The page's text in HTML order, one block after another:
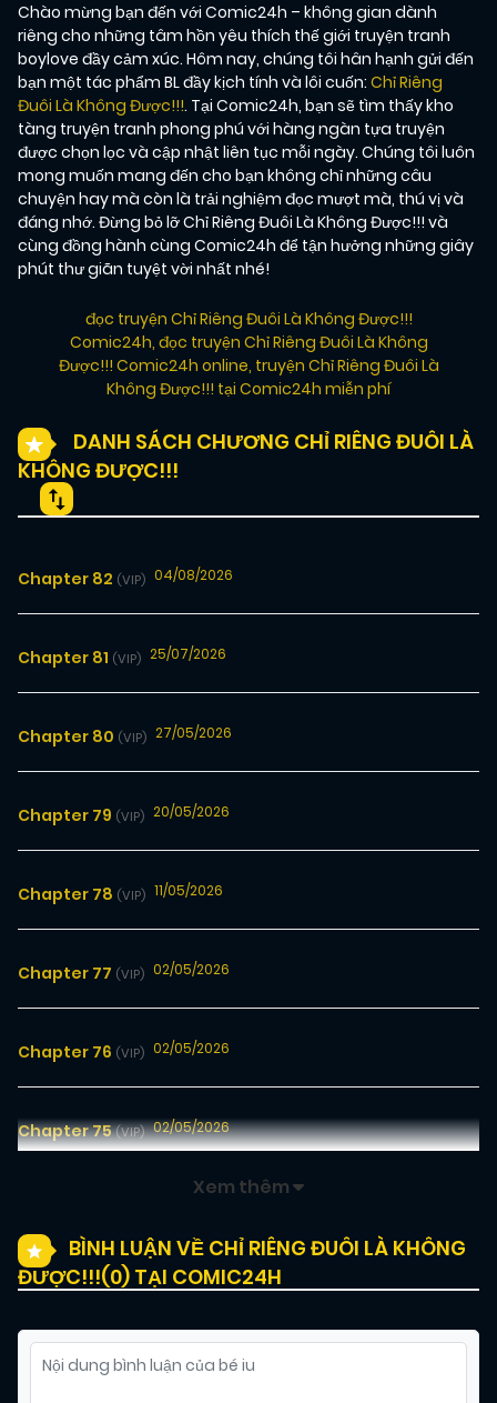
Chào mừng bạn đến với Comic24h – không gian dành
riêng cho những tâm hồn yêu thích thế giới truyện tranh
boylove đầy cảm xúc. Hôm nay, chúng tôi hân hạnh gửi đến
bạn một tác phẩm BL đầy kịch tính và lôi cuốn: Chỉ Riêng
Đuôi Là Không Được!!!. Tại Comic24h, bạn sẽ tìm thấy kho
tàng truyện tranh phong phú với hàng ngàn tựa truyện
được chọn lọc và cập nhật liên tục mỗi ngày. Chúng tôi luôn
mong muốn mang đến cho bạn không chỉ những câu
chuyện hay mà còn là trải nghiệm đọc mượt mà, thú vị và
đáng nhớ. Đừng bỏ lỡ Chỉ Riêng Đuôi Là Không Được!!! và
cùng đồng hành cùng Comic24h để tận hưởng những giây
phút thư giãn tuyệt vời nhất nhé!
đọc truyện Chỉ Riêng Đuôi Là Không Được!!!
Comic24h, đọc truyện Chỉ Riêng Đuôi Là Không
Được!!! Comic24h online, truyện Chỉ Riêng Đuôi Là
Không Được!!! tại Comic24h miễn phí
DANH SÁCH CHƯƠNG CHỈ RIÊNG ĐUÔI LÀ
KHÔNG ĐƯỢC!!!
Chapter 82 (VIP) 04/08/2026
Chapter 81 (VIP) 25/07/2026
Chapter 80 (VIP) 27/05/2026
Chapter 79 (VIP) 20/05/2026
Chapter 78 (VIP) 11/05/2026
Chapter 77 (VIP) 02/05/2026
Chapter 76 (VIP) 02/05/2026
Chapter 75(VIP) 02/05/2026
Chapter 73(VIP) 02/05/2026
Chapter 72(VIP) 02/05/2026
Xem thêm
BÌNH LUẬN VỀ CHỈ RIÊNG ĐUÔI LÀ KHÔNG
ĐƯỢC!!!(0) TẠI COMIC24H